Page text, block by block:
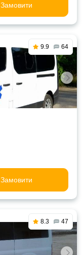
Замовити
9.9 64
Замовити
8.3 47